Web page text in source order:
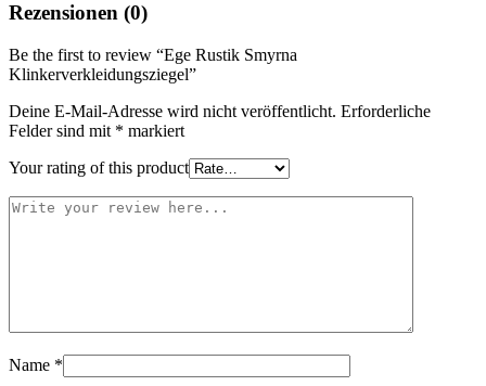
Rezensionen (0)
Be the first to review “Ege Rustik Smyrna
Klinkerverkleidungsziegel”
Deine E-Mail-Adresse wird nicht veröffentlicht. Erforderliche
Felder sind mit * markiert
Your rating of this product
Name *